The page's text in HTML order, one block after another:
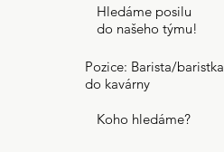
Hledáme posilu
do našeho týmu!
Pozice: Barista/baristka
do kavárny
Koho hledáme?